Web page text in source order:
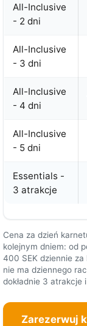
All-Inclusive
- 2 dni
All-Inclusive
- 3 dni
All-Inclusive
- 4 dni
All-Inclusive
- 5 dni
Essentials -
3 atrakcje
Cena za dzień
kolejnym dniem: od
400 SEK dziennie za
nie ma dziennego
dokładnie 3 atrakcje
Zarezerwuj